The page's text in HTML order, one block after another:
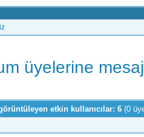
üyelerine
etkin kullanıcılar: 6 (0